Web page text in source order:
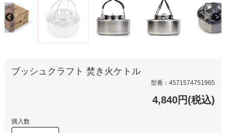
ブッシュクラフト 焚き火ケトル
型番：4571574751965
4,840円(税込)
購入数